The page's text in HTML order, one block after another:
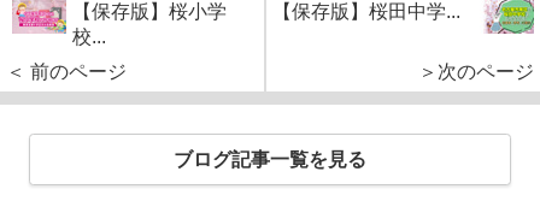
【保存版】桜小学
校...
＜ 前のページ
【保存版】桜田中学...
＞次のページ
ブログ記事一覧を見る